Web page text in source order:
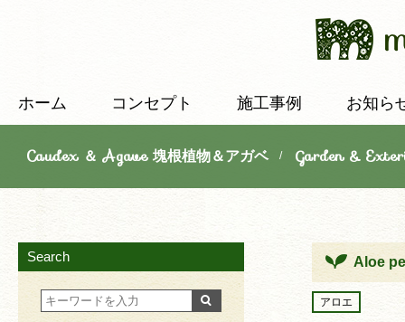
ホーム コンセプト 施工事例 お知ら
Caudex ＆ Agave 塊根植物＆アガベ/Garden &
Aloe
アロエ
Search